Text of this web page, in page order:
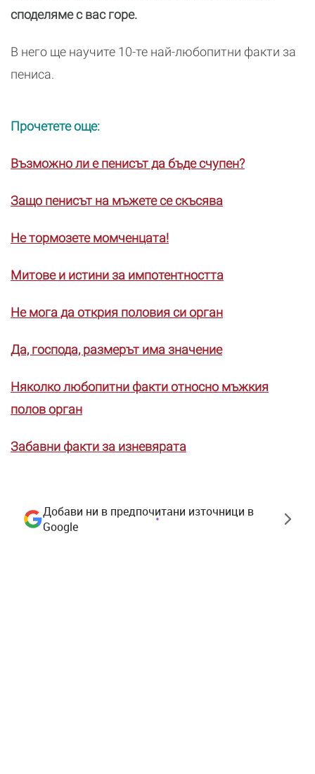
споделяме с вас горе.
В него ще научите 10-те най-любопитни факти за
пениса.
Прочетете още:
Възможно ли е пенисът да бъде счупен?
Защо пенисът на мъжете се скъсява
Не тормозете момченцата!
Митове и истини за импотентността
Не мога да открия половия си орган
Да, господа, размерът има значение
Няколко любопитни факти относно мъжкия
полов орган
Забавни факти за изневярата
Добави ни в предпочитани източници в
Google